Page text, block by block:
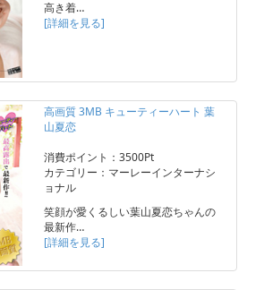
高き着…
[詳細を見る]
高画質 3MB キューティーハート 葉
山夏恋
消費ポイント：3500Pt
カテゴリー：マーレーインターナシ
ョナル
笑顔が愛くるしい葉山夏恋ちゃんの
最新作…
[詳細を見る]